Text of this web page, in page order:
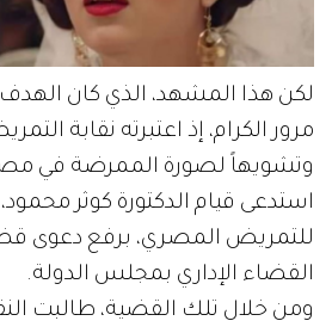
لكن هذا المشهد، الذي كان الهدف
مرور الكرام، إذ اعتبرته نقابة
وتشويهاً لصورة الممرضة في
استدعى قيام الدكتورة كوثر
للتمريض المصري، برفع دعوى
القضاء الإداري بمجلس الدولة.
ومن خلال تلك القضية، طالبت